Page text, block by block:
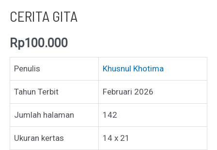
CERITA GITA
Rp100.000
Penulis Khusnul Khotima
Tahun Terbit Februari 2026
Jumlah halaman 142
Ukuran kertas 14 x 21